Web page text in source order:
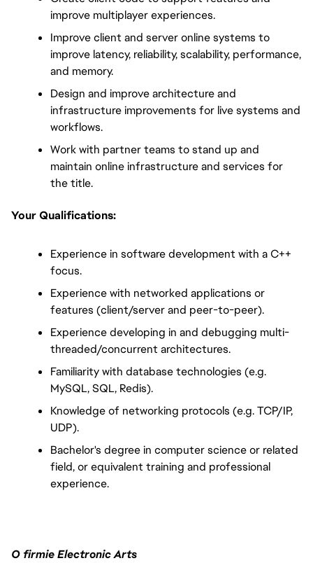
improve multiplayer experiences.
Improve client and server online systems to
improve latency, reliability, scalability, performance,
and memory.
Design and improve architecture and
infrastructure improvements for live systems and
workflows.
Work with partner teams to stand up and
maintain online infrastructure and services for
the title.
Your Qualifications:
Experience in software development with a C++
focus.
Experience with networked applications or
features (client/server and peer-to-peer).
Experience developing in and debugging multi-
threaded/concurrent architectures.
Familiarity with database technologies (e.g.
MySQL, SQL, Redis).
Knowledge of networking protocols (e.g. TCP/IP,
UDP).
Bachelor's degree in computer science or related
field, or equivalent training and professional
experience.
O firmie Electronic Arts